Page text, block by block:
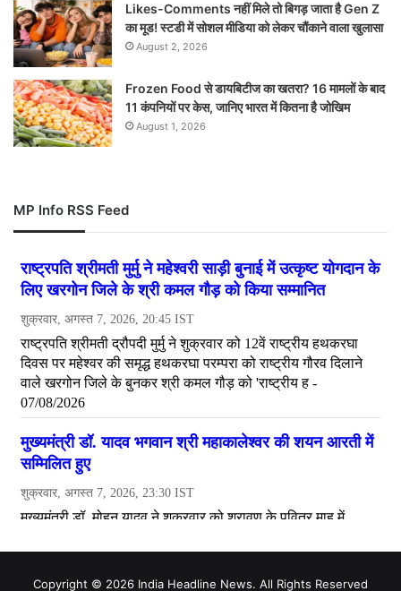
Likes-Comments नहीं मिले तो बिगड़ जाता है Gen Z
का मूड! स्टडी में सोशल मीडिया को लेकर चौंकाने वाला खुलासा
August 2, 2026
Frozen Food से डायबिटीज का खतरा? 16 मामलों के बाद
11 कंपनियों पर केस, जानिए भारत में कितना है जोखिम
August 1, 2026
MP Info RSS Feed
Copyright © 2026 India Headline News. All Rights Reserved